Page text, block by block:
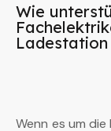
Wie
Wenn es um